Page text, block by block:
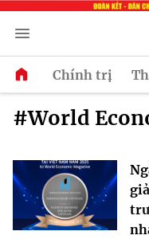
Chính trị
#World